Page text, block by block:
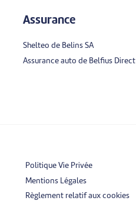
Assurance
Shelteo de Belins SA
Assurance auto de Belfius Direct
Politique Vie Privée
Mentions Légales
Règlement relatif aux cookies